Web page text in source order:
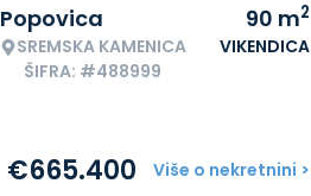
Popovica
SREMSKA KAMENICA
ŠIFRA: #488999
90 m2
VIKENDICA
Više o nekretnini >
€665.400